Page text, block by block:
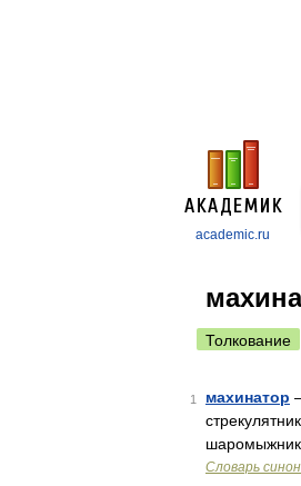
academic.ru
Толкование
1 махинатор
Словарь